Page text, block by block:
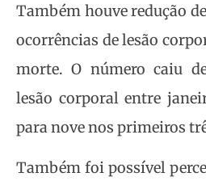
Também houve redução
ocorrências de lesão
morte. O número caiu
lesão corporal entre
para nove nos primeiros
Também foi possível